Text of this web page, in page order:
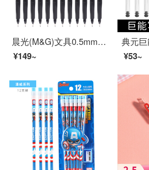
晨光(M&G)文具0.5mm黑色碳素笔 纤维头会议笔 勾线笔 办公会议记录签字笔 水笔 12支/盒MG2180
¥149~
¥53~